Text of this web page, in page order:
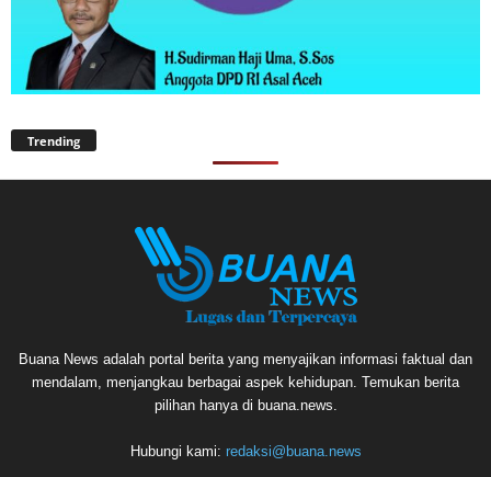
Trending
Buana News adalah portal berita yang menyajikan informasi faktual dan
mendalam, menjangkau berbagai aspek kehidupan. Temukan berita
pilihan hanya di buana.news.
Hubungi kami: redaksi@buana.news